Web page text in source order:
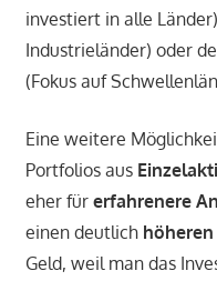
investiert in alle
Industrieländer) oder
(Fokus auf
Eine weitere
Portfolios aus
eher für erfahrenere
einen deutlich
Geld, weil man das